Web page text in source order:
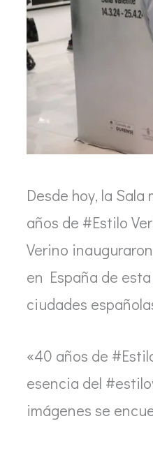
Desde hoy, la
años de #Estilo
Verino
en España de
ciudades
«40 años de
esencia del
imágenes se